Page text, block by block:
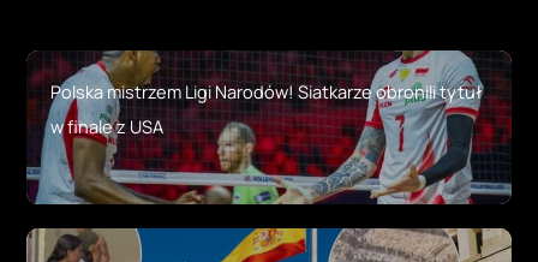
Polska mistrzem Ligi Narodów! Siatkarze obronili tytuł
w finale z USA